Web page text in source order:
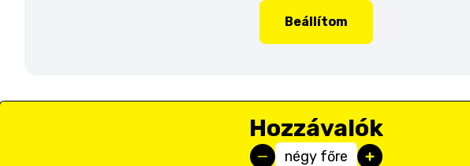
Beállítom
Hozzávalók
négy főre